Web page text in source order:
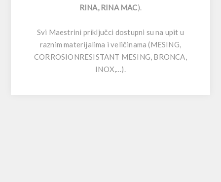
RINA, RINA MAC).
Svi Maestrini priključci dostupni su na upit u
raznim materijalima i veličinama (MESING,
CORROSIONRESISTANT MESING, BRONCA,
INOX,…).